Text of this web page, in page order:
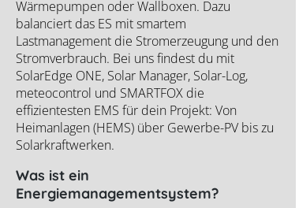
Wärmepumpen oder Wallboxen. Dazu
balanciert das ES mit smartem
Lastmanagement die Stromerzeugung und den
Stromverbrauch. Bei uns findest du mit
SolarEdge ONE, Solar Manager, Solar-Log,
meteocontrol und SMARTFOX die
effizientesten EMS für dein Projekt: Von
Heimanlagen (HEMS) über Gewerbe-PV bis zu
Solarkraftwerken.
Was ist ein
Energiemanagementsystem?